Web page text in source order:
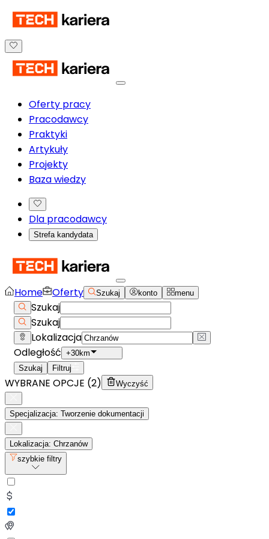
Oferty pracy
Pracodawcy
Praktyki
Artykuły
Projekty
Baza wiedzy
Dla pracodawcy
Strefa kandydata
Home Oferty Szukaj konto menu
Szukaj
Szukaj
Lokalizacja
Odległość +30km
Szukaj
Filtruj
WYBRANE OPCJE (2) Wyczyść
Specjalizacja: Tworzenie dokumentacji
Lokalizacja: Chrzanów
szybkie filtry